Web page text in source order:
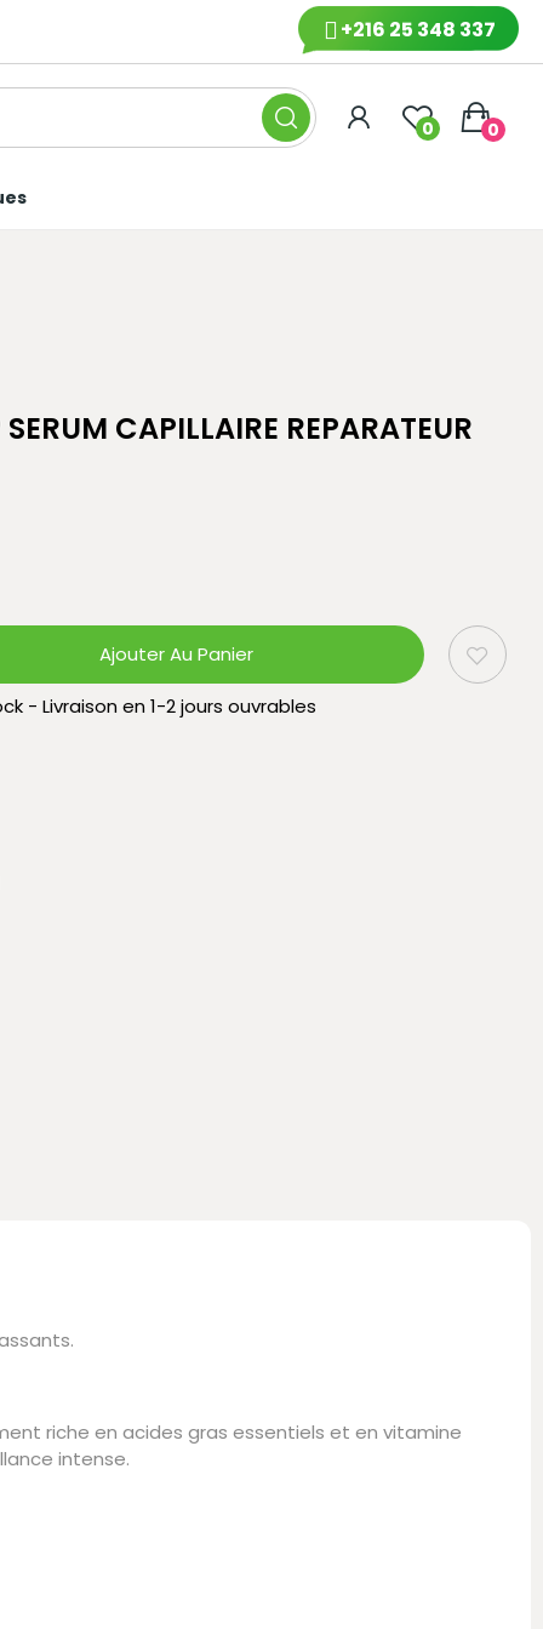
+216 25 348 337
0 0
CAPILLAIRE REPARATEUR
Ajouter Au Panier
- Livraison en 1-2 jours ouvrables
riche en acides gras essentiels et en vitamine
intense.